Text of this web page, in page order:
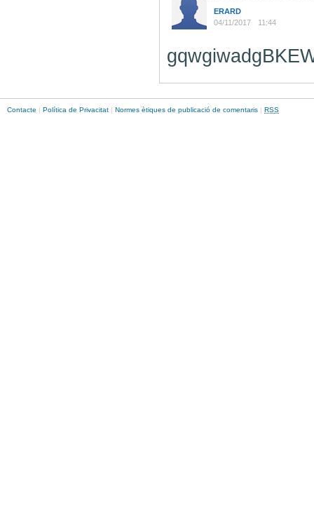
ERARD
04/11/2017
11:44
Contacte | Política de Privacitat | Normes ètiques de publicació de comentaris | RSS